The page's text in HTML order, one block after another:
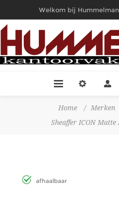
Welkom bij
Home / Merken
Sheaffer ICON Matte
afhaalbaar